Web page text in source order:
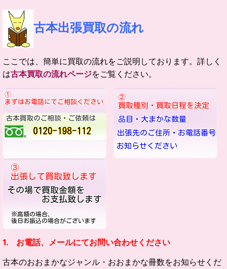
古本出張買取の流れ
ここでは、簡単に買取の流れをご説明しております。詳しく
は古本買取の流れページをご覧ください。
1. お電話、メールにてお問い合わせください
古本のおおまかなジャンル・ おおまかな冊数をお知らせくだ